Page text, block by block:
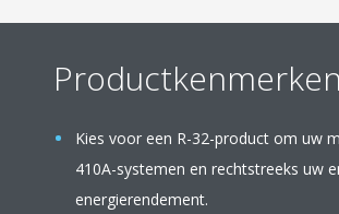
Productkenmerken
Kies voor een R-32-product om uw
410A-systemen en rechtstreeks uw
energierendement.